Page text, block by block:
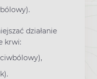
działanie
krwi: